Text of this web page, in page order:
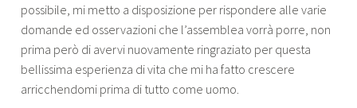
possibile, mi metto a disposizione per rispondere alle varie
domande ed osservazioni che l’assemblea vorrà porre, non
prima però di avervi nuovamente ringraziato per questa
bellissima esperienza di vita che mi ha fatto crescere
arricchendomi prima di tutto come uomo.